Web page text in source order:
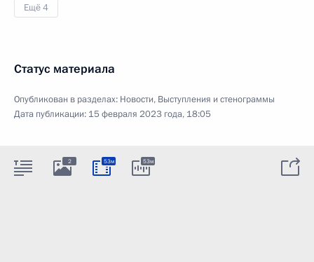
Ещё 4
Статус материала
Опубликован в разделах: Новости, Выступления и стенограммы
Дата публикации: 15 февраля 2023 года, 18:05
2 53м 53м